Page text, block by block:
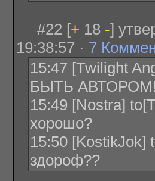
#22 [+ 18 -]
19:38:57 · 7
15:47 [Twilight
БЫТЬ
15:49 [Nostra]
хорошо?
15:50 [KostikJok]
здороф??